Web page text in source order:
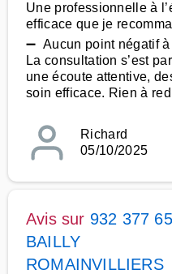
Une professionnelle à
efficace que je
➖ Aucun point négatif
La consultation s’est
une écoute attentive,
soin efficace. Rien à
Richard
05/10/2025
Avis sur 932 377
BAILLY
ROMAINVILLIERS